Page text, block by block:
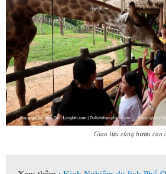
Giao lưu cùng hươu cao